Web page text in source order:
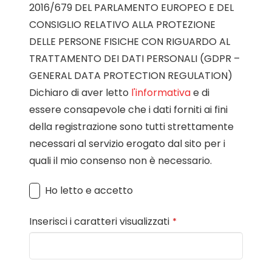
2016/679 DEL PARLAMENTO EUROPEO E DEL
CONSIGLIO RELATIVO ALLA PROTEZIONE
DELLE PERSONE FISICHE CON RIGUARDO AL
TRATTAMENTO DEI DATI PERSONALI (GDPR –
GENERAL DATA PROTECTION REGULATION)
Dichiaro di aver letto l'informativae di
essere consapevole che i dati forniti ai fini
della registrazione sono tutti strettamente
necessari al servizio erogato dal sito per i
quali il mio consenso non è necessario.
Ho letto e accetto
Inserisci i caratteri visualizzati *